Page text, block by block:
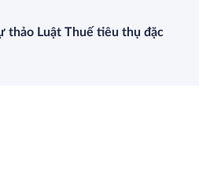
thảo Luật Thuế tiêu thụ đặc